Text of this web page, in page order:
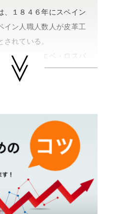
、１８４６年にスペイン
イン人職人数人が皮革工
れている。
ンリケ・ロエベ・ロスバ
広げ、王室御用達のブラ
』などの人気商品を発表
ープ傘下ブランド。
可能エリア
・ひたちなか市・茨城
東海村・大洗町・城里